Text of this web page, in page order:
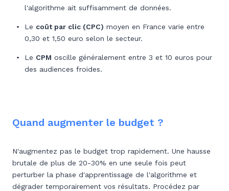
l'algorithme ait suffisamment de données.
Le coût par clic (CPC) moyen en France varie entre
0,30 et 1,50 euro selon le secteur.
Le CPM oscille généralement entre 3 et 10 euros pour
des audiences froides.
Quand augmenter le budget ?
N'augmentez pas le budget trop rapidement. Une hausse
brutale de plus de 20-30% en une seule fois peut
perturber la phase d'apprentissage de l'algorithme et
dégrader temporairement vos résultats. Procédez par